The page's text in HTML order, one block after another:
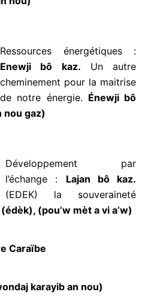
L’émancipation au service de
l’art.Mizik bô kaz
(kadans a
vi an nou)
cheminement pour la
maitrise de notre
(pou nou ba chal an nou
Développement par
(EDEK) la souveraineté